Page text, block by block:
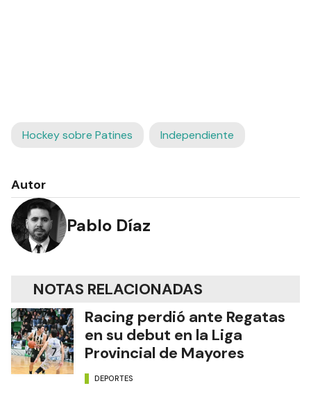
Hockey sobre Patines Independiente
Autor
Pablo Díaz
NOTAS RELACIONADAS
Racing perdió ante Regatas
en su debut en la Liga
Provincial de Mayores
DEPORTES